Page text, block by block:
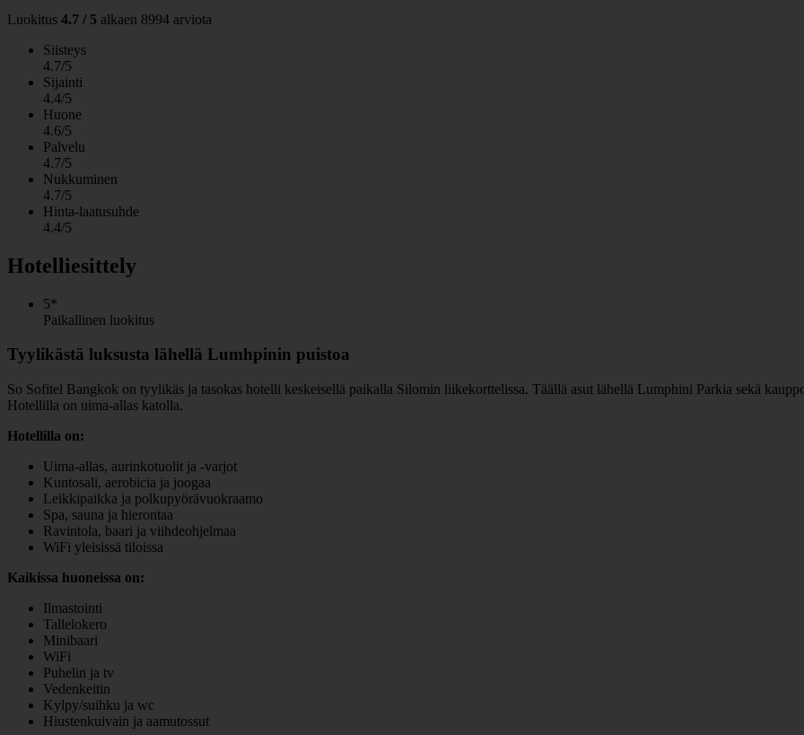
Luokitus 4.7 / 5 alkaen 8994 arviota
Siisteys
4.7/5
Sijainti
4.4/5
Huone
4.6/5
Palvelu
4.7/5
Nukkuminen
4.7/5
Hinta-laatusuhde
4.4/5
Hotelliesittely
5*
Paikallinen luokitus
Tyylikästä luksusta lähellä Lumhpinin puistoa
So Sofitel Bangkok on tyylikäs ja tasokas hotelli keskeisellä paikalla Silomin liikekorttelissa. Täällä asut lähellä Lumphini Parkia sekä
Hotellilla on uima-allas katolla.
Hotellilla on:
Uima-allas, aurinkotuolit ja -varjot
Kuntosali, aerobicia ja joogaa
Leikkipaikka ja polkupyörävuokraamo
Spa, sauna ja hierontaa
Ravintola, baari ja viihdeohjelmaa
WiFi yleisissä tiloissa
Kaikissa huoneissa on:
Ilmastointi
Tallelokero
Minibaari
WiFi
Puhelin ja tv
Vedenkeitin
Kylpy/suihku ja wc
Hiustenkuivain ja aamutossut